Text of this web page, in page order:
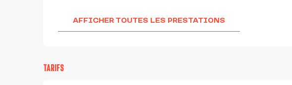
AFFICHER TOUTES LES PRESTATIONS
TARIFS